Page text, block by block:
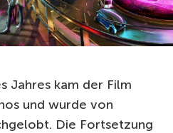
Jahres kam der Film
und wurde von
Die Fortsetzung